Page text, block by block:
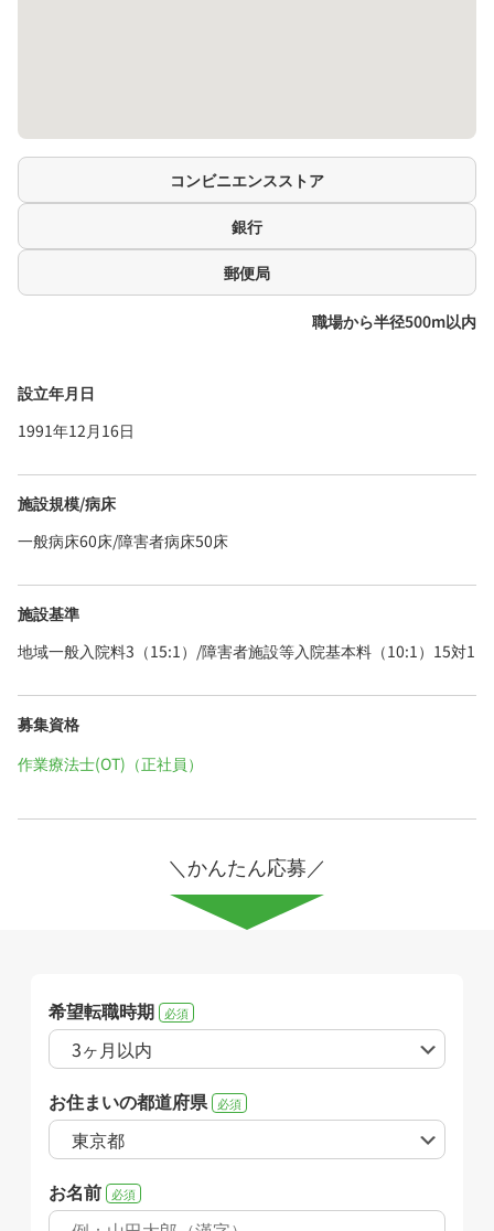
コンビニエンスストア
銀行
郵便局
職場から半径500m以内
設立年月日
1991年12月16日
施設規模/病床
一般病床60床/障害者病床50床
施設基準
地域一般入院料3（15:1）/障害者施設等入院基本料（10:1）15対1
募集資格
作業療法士(OT)（正社員）
＼かんたん応募／
希望転職時期 必須
お住まいの都道府県 必須
お名前 必須